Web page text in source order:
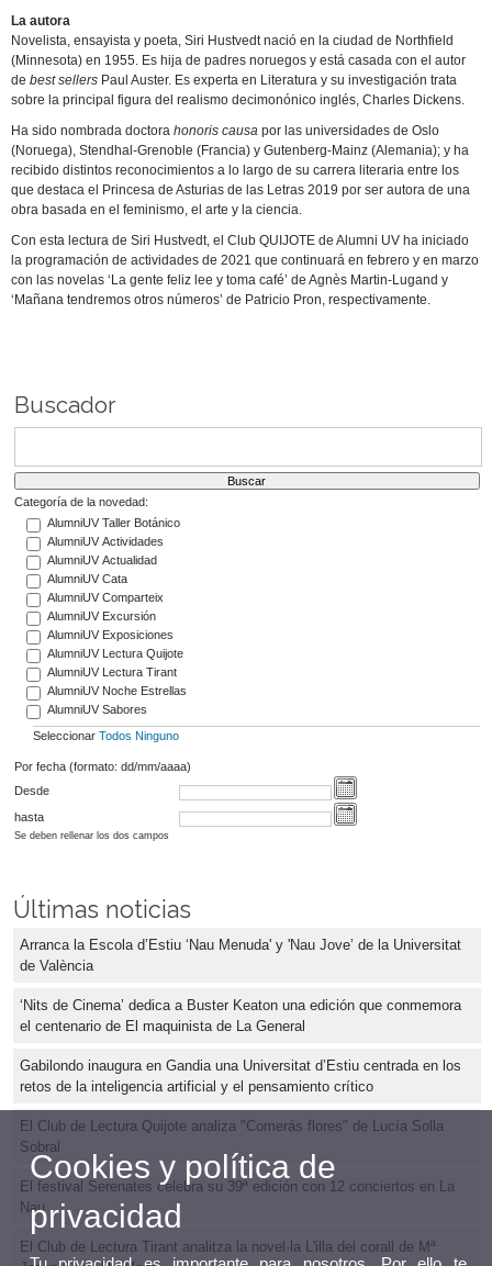
La autora
Novelista, ensayista y poeta, Siri Hustvedt nació en la ciudad de Northfield
(Minnesota) en 1955. Es hija de padres noruegos y está casada con el autor
debest sellers Paul Auster. Es experta en Literatura y su investigación trata
sobre la principal figura del realismo decimonónico inglés, Charles Dickens.
Ha sido nombrada doctorahonoris causa por las universidades de Oslo
(Noruega), Stendhal-Grenoble (Francia) y Gutenberg-Mainz (Alemania); y ha
recibido distintos reconocimientos a lo largo de su carrera literaria entre los
que destaca el Princesa de Asturias de las Letras 2019 por ser autora de una
obra basada en el feminismo, el arte y la ciencia.
Con esta lectura de Siri Hustvedt, el Club QUIJOTE de Alumni UV ha iniciado
la programación de actividades de 2021 que continuará en febrero y en marzo
con las novelas ‘La gente feliz lee y toma café’ de Agnès Martin-Lugand y
‘Mañana tendremos otros números’ de Patricio Pron, respectivamente.
Buscador
Categoría de la novedad:
AlumniUV Taller Botánico
AlumniUV Actividades
AlumniUV Actualidad
AlumniUV Cata
AlumniUV Comparteix
AlumniUV Excursión
AlumniUV Exposiciones
AlumniUV Lectura Quijote
AlumniUV Lectura Tirant
AlumniUV Noche Estrellas
AlumniUV Sabores
Seleccionar Todos Ninguno
Por fecha (formato: dd/mm/aaaa)
Desde
hasta
Se deben rellenar los dos campos
Últimas noticias
Arranca la Escola d’Estiu ‘Nau Menuda' y 'Nau Jove’ de la Universitat
de València
‘Nits de Cinema’ dedica a Buster Keaton una edición que conmemora
el centenario de El maquinista de La General
Gabilondo inaugura en Gandia una Universitat d’Estiu centrada en los
retos de la inteligencia artificial y el pensamiento crítico
El Club de Lectura Quijote analiza "Comerás flores" de Lucía Solla
Sobral
El festival Serenates celebra su 39ª edición con 12 conciertos en La
Nau
El Club de Lectura Tirant analitza la novel·la L'illa del corall de Mª
Cookies y política de
privacidad